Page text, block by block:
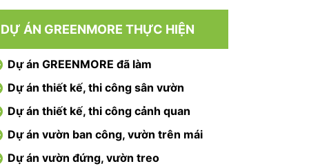
DỰ ÁN GREENMORE THỰC HIỆN
Dự án GREENMORE đã làm
Dự án thiết kế, thi công sân vườn
Dự án thiết kế, thi công cảnh quan
Dự án vườn ban công, vườn trên mái
Dự án vườn đứng, vườn treo